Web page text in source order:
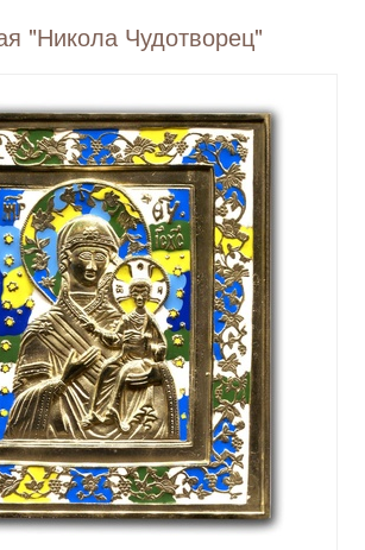
"Никола Чудотворец"